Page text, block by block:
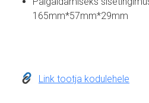
165mm*57mm*29mm
Link tootja kodulehele